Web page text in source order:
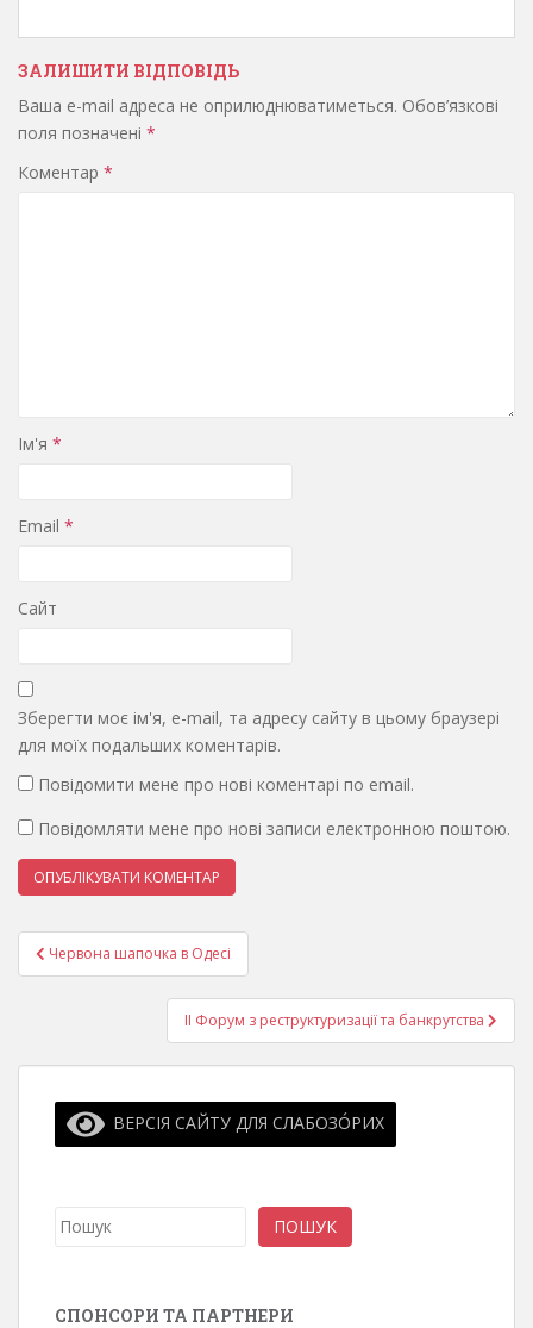
ЗАЛИШИТИ ВІДПОВІДЬ
Ваша e-mail адреса не оприлюднюватиметься. Обов’язкові
поля позначені *
Коментар *
Ім'я *
Email *
Сайт
Зберегти моє ім'я, e-mail, та адресу сайту в цьому браузері
для моїх подальших коментарів.
Повідомити мене про нові коментарі по email.
Повідомляти мене про нові записи електронною поштою.
Навігація
записів
Червона шапочка в Одесі
II Форум з реструктуризації та банкрутства
ВЕРСІЯ САЙТУ ДЛЯ СЛАБОЗО́РИХ
Пошук ПОШУК
СПОНСОРИ ТА ПАРТНЕРИ